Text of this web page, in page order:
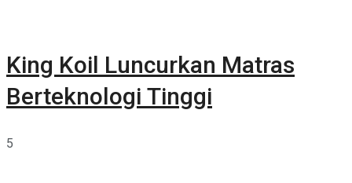
King Koil Luncurkan Matras
Berteknologi Tinggi
5